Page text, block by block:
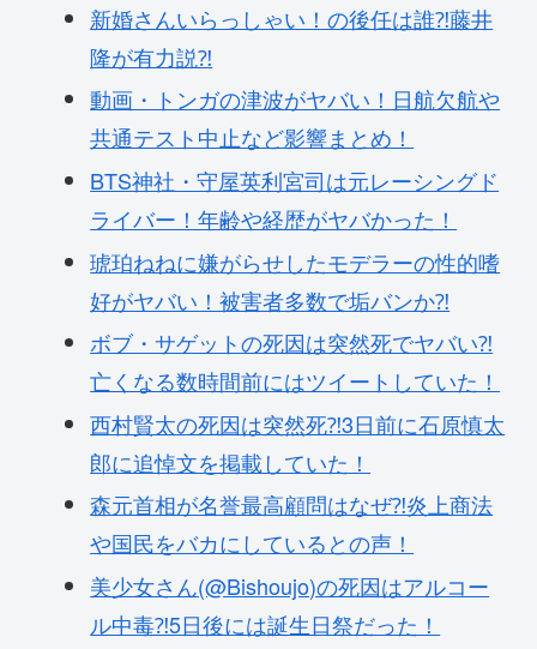
新婚さんいらっしゃい！の後任は誰⁈藤井
隆が有力説⁈
動画・トンガの津波がヤバい！日航欠航や
共通テスト中止など影響まとめ！
BTS神社・守屋英利宮司は元レーシングド
ライバー！年齢や経歴がヤバかった！
琥珀ねねに嫌がらせしたモデラーの性的嗜
好がヤバい！被害者多数で垢バンか⁈
ボブ・サゲットの死因は突然死でヤバい⁈
亡くなる数時間前にはツイートしていた！
西村賢太の死因は突然死⁈3日前に石原慎太
郎に追悼文を掲載していた！
森元首相が名誉最高顧問はなぜ⁈炎上商法
や国民をバカにしているとの声！
美少女さん(@Bishoujo)の死因はアルコー
ル中毒⁈5日後には誕生日祭だった！